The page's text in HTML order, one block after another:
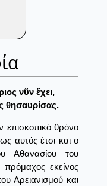
νῦν ἔχει,
θησαυρίσας.
επισκοπικό θρόνο
αυτός έτσι και ο
Αθανασίου του
εκείνος
Αρειανισμού και